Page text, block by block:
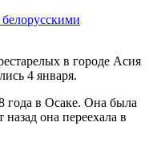
в городе Асия
4 января.
года в Осаке. Она была
назад она переехала в